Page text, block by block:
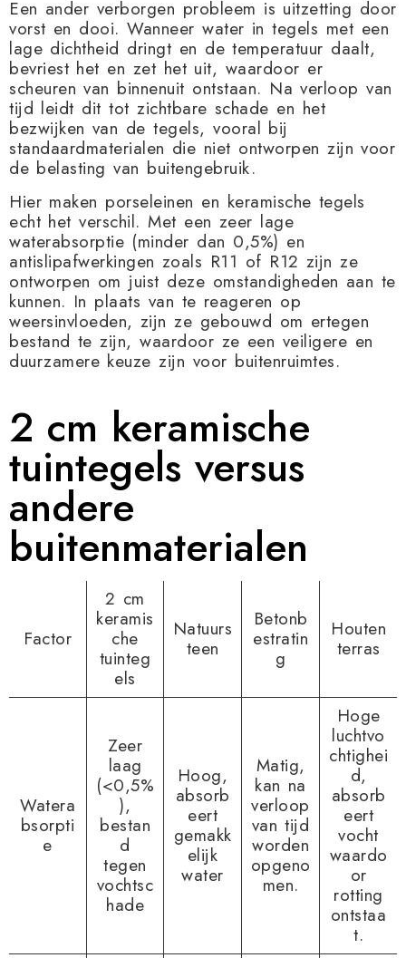
Een ander verborgen probleem is uitzetting door
vorst en dooi. Wanneer water in tegels met een
lage dichtheid dringt en de temperatuur daalt,
bevriest het en zet het uit, waardoor er
scheuren van binnenuit ontstaan. Na verloop van
tijd leidt dit tot zichtbare schade en het
bezwijken van de tegels, vooral bij
standaardmaterialen die niet ontworpen zijn voor
de belasting van buitengebruik.
Hier maken porseleinen en keramische tegels
echt het verschil. Met een zeer lage
waterabsorptie (minder dan 0,5%) en
antislipafwerkingen zoals R11 of R12 zijn ze
ontworpen om juist deze omstandigheden aan te
kunnen. In plaats van te reageren op
weersinvloeden, zijn ze gebouwd om ertegen
bestand te zijn, waardoor ze een veiligere en
duurzamere keuze zijn voor buitenruimtes.
2 cm keramische
tuintegels versus
andere
buitenmaterialen
Factor
2 cm
keramis
che
tuinteg
els
Natuurs
teen
Betonb
estratin
g
Houten
terras
Watera
bsorpti
e
Zeer
laag
(<0,5%
),
bestan
d
tegen
vochtsc
hade
Hoog,
absorb
eert
gemakk
elijk
water
Matig,
kan na
verloop
van tijd
worden
opgeno
men.
Hoge
luchtvo
chtighei
d,
absorb
eert
vocht
waardo
or
rotting
ontstaa
t.